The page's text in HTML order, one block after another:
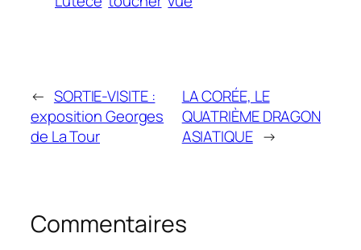
← SORTIE-VISITE :
exposition Georges
de La Tour
LA CORÉE, LE
QUATRIÈME DRAGON
ASIATIQUE →
Commentaires